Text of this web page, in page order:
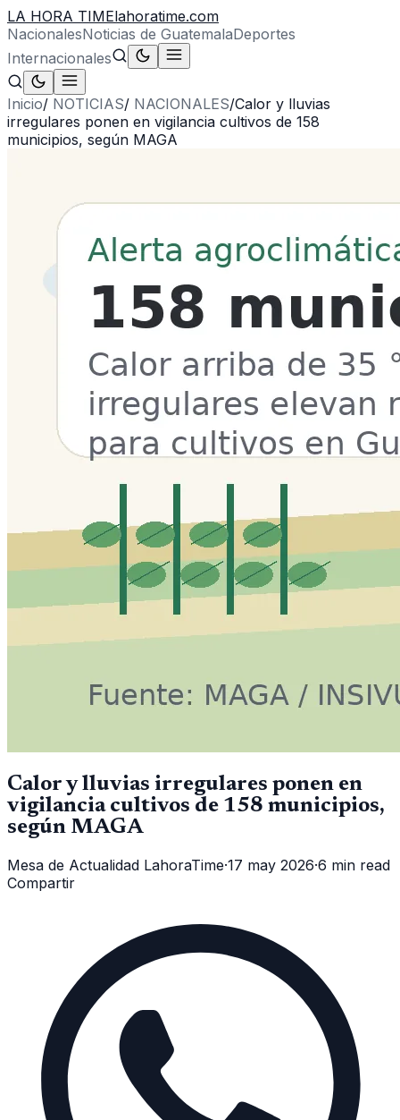
LA HORA TIMElahoratime.com
NacionalesNoticias de GuatemalaDeportes
Internacionales
Inicio/ NOTICIAS/ NACIONALES/Calor y lluvias
irregulares ponen en vigilancia cultivos de 158
municipios, según MAGA
Calor y lluvias irregulares ponen en
vigilancia cultivos de 158 municipios,
según MAGA
Mesa de Actualidad LahoraTime·17 may 2026·6 min read
Compartir